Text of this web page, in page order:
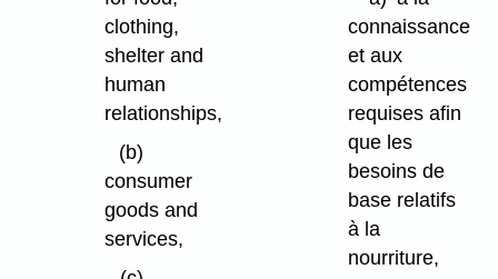
clothing,
shelter and
human
relationships,
(b)
consumer
goods and
services,
connaissance
et aux
compétences
requises afin
que les
besoins de
base relatifs
à la
nourriture,